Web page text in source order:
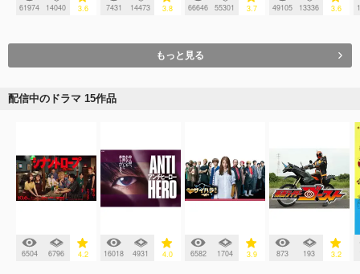
61974 14040 3.6 7431 14473 3.8 66646 55301 3.7 49105 13336 3.6
もっと見る
配信中のドラマ 15作品
6504 6796 4.2 16018 4931 4.0 6582 1704 3.9 873 193 3.2